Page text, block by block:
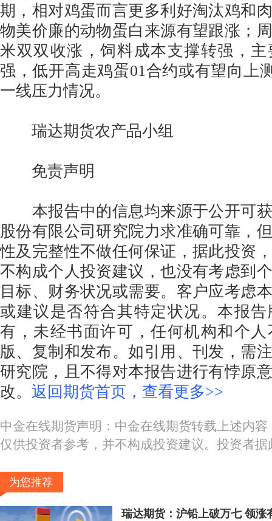
期，相对鸡蛋而言更多利好淘汰鸡和
物美价廉的动物蛋白来源有望跟涨；
米双双收涨，饲料成本支撑转强，
强，低开高走鸡蛋01合约或有望向上
一线压力情况。
瑞达期货农产品小组
免责声明
本报告中的信息均来源于公开可获
股份有限公司研究院力求准确可靠，
性及完整性不做任何保证，据此投资
不构成个人投资建议，也没有考虑到
目标、财务状况或需要。客户应考虑
或建议是否符合其特定状况。本报
有，未经书面许可，任何机构和个
版、复制和发布。如引用、刊发，需
研究院，且不得对本报告进行有悖原
改。 返回期货首页，查看更多>>
中金在线期货声明：中金在线期货转载上述内
仅供投资者参考，并不构成投资建议。投资者
为您推荐
瑞达期货：沪铅上破万七